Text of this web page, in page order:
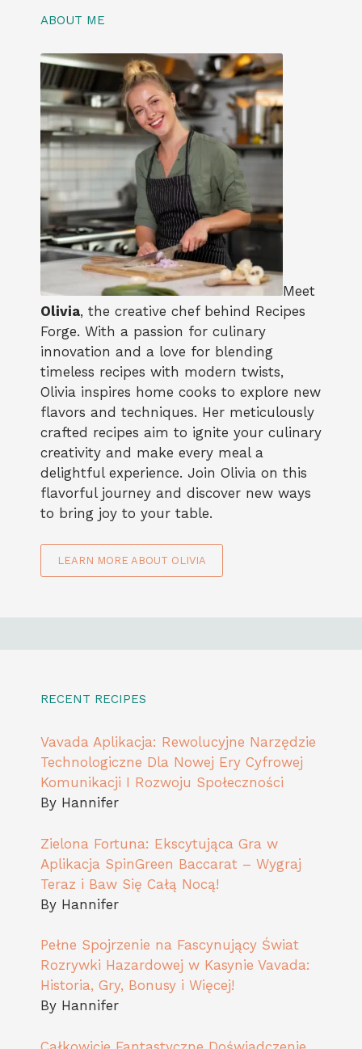
ABOUT ME
Meet
Olivia, the creative chef behind Recipes
Forge. With a passion for culinary
innovation and a love for blending
timeless recipes with modern twists,
Olivia inspires home cooks to explore new
flavors and techniques. Her meticulously
crafted recipes aim to ignite your culinary
creativity and make every meal a
delightful experience. Join Olivia on this
flavorful journey and discover new ways
to bring joy to your table.
LEARN MORE ABOUT OLIVIA
RECENT RECIPES
Vavada Aplikacja: Rewolucyjne Narzędzie
Technologiczne Dla Nowej Ery Cyfrowej
Komunikacji I Rozwoju Społeczności
By Hannifer
Zielona Fortuna: Ekscytująca Gra w
Aplikacja SpinGreen Baccarat – Wygraj
Teraz i Baw Się Całą Nocą!
By Hannifer
Pełne Spojrzenie na Fascynujący Świat
Rozrywki Hazardowej w Kasynie Vavada:
Historia, Gry, Bonusy i Więcej!
By Hannifer